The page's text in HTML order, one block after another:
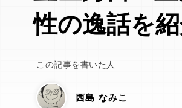
性の逸話を
この記事を書いた人
西島 なみこ